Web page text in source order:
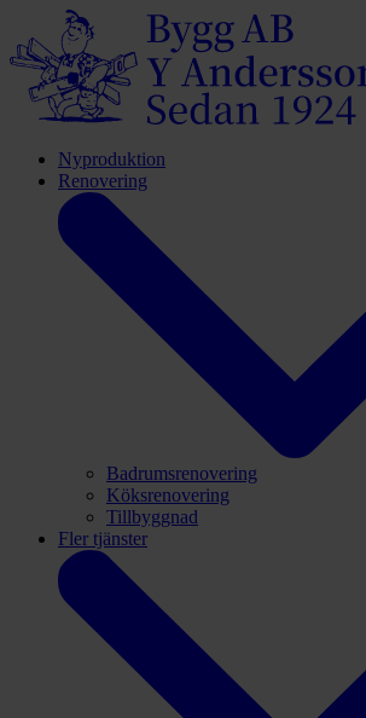
Nyproduktion
Renovering
Badrumsrenovering
Köksrenovering
Tillbyggnad
Fler tjänster